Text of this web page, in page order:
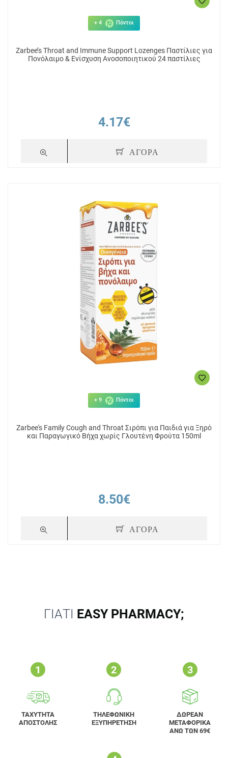
+ 4 Πόντοι
Zarbee’s Throat and Immune Support Lozenges Παστίλιες για
Πονόλαιμο & Ενίσχυση Ανοσοποιητικού 24 παστίλιες
4.17€
ΑΓΟΡΑ
+ 9 Πόντοι
Zarbee's Family Cough and Throat Σιρόπι για Παιδιά για Ξηρό
και Παραγωγικό Βήχα χωρίς Γλουτένη Φρούτα 150ml
8.50€
ΑΓΟΡΑ
ΓΙΑΤΙ EASY PHARMACY;
ΤΑΧΥΤΗΤΑ
ΑΠΟΣΤΟΛΗΣ
ΤΗΛΕΦΩΝΙΚΗ
ΕΞΥΠΗΡΕΤΗΣΗ
ΔΩΡΕΑΝ
ΜΕΤΑΦΟΡΙΚΑ
ΑΝΩ ΤΩΝ 69€